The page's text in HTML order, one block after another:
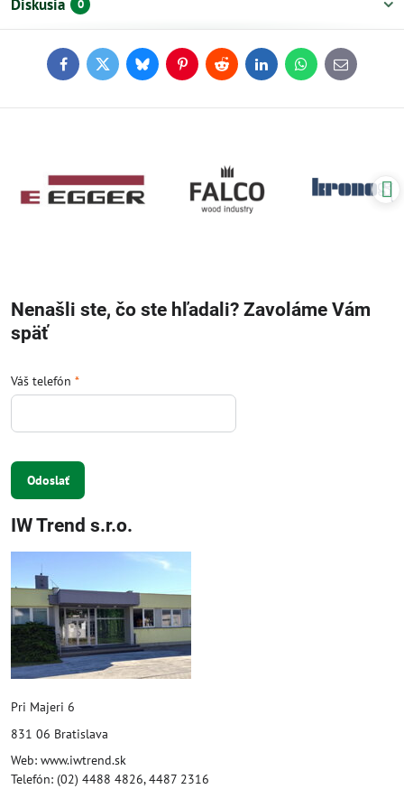
Diskusia 0
FacebookTwitterBlueskyPinterestReddit LinkedInWhatsApp
E-
mail
Nenašli ste, čo ste hľadali? Zavoláme Vám
späť
Váš telefón *
Odoslať
IW Trend s.r.o.
Pri Majeri 6
831 06 Bratislava
Web: www.iwtrend.sk
Telefón: (02) 4488 4826, 4487 2316